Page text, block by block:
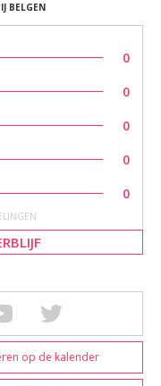
op de kalender
BELGEN
0
0
0
0
0